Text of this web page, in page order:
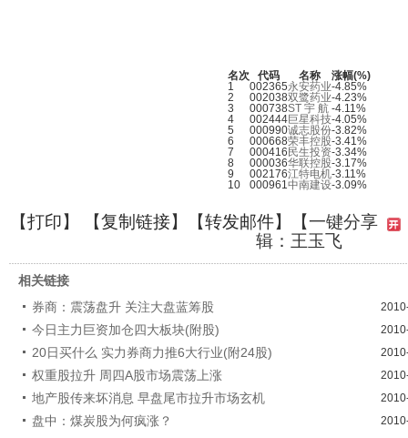
名次 代码 名称
涨幅(%)
1
002365永安药业-4.85%
2
002038双鹭药业-4.23%
3
000738ST 宇 航 -4.11%
4
002444巨星科技-4.05%
5
000990诚志股份-3.82%
6
000668荣丰控股-3.41%
7
000416 民生投资-3.34%
8
000036华联控股-3.17%
9
002176江特电机-3.11%
10
000961中南建设-3.09%
【打印】 【复制链接】【转发邮件】
【一键分享
辑：王玉飞
相关链接
券商：震荡盘升 关注大盘蓝筹股
今日主力巨资加仓四大板块(附股)
20日买什么 实力券商力推6大行业(附24股)
权重股拉升 周四A股市场震荡上涨
地产股传来坏消息 早盘尾市拉升市场玄机
盘中：煤炭股为何疯涨？